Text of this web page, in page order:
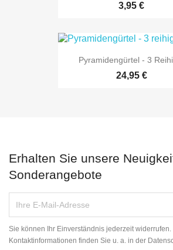
3,95 €
Pyramidengürtel - 3
24,95 €
Erhalten Sie unsere
Sonderangebote
Sie können Ihr Einverständnis jederzeit widerrufen.
Kontaktinformationen finden Sie u. a. in der